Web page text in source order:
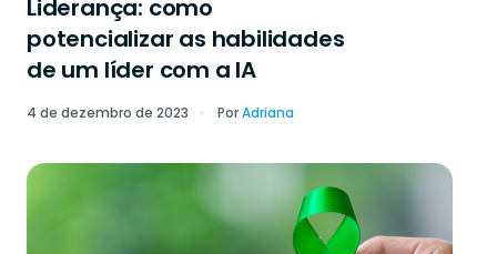
Liderança: como
potencializar as habilidades
de um líder com a IA
4 de dezembro de 2023 PorAdriana